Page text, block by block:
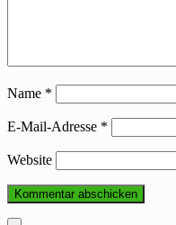
Name *
E-Mail-Adresse *
Website